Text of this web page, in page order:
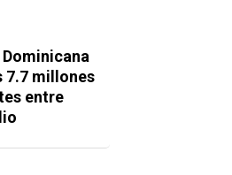
7.7 millones
entre